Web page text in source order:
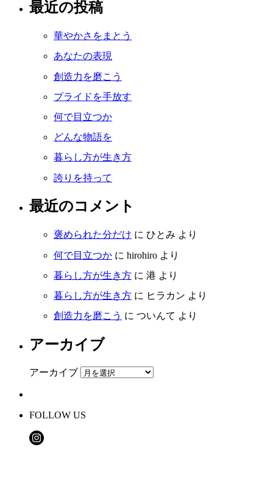
最近の投稿
華やかさをまとう
あなたの表現
創造力を磨こう
プライドを手放す
何で目立つか
どんな物語を
暮らし方が生き方
誇りを持って
最近のコメント
褒められた分だけ に ひとみ より
何で目立つか に hirohiro より
暮らし方が生き方 に 港 より
暮らし方が生き方 に ヒラカン より
創造力を磨こう に ついんて より
アーカイブ
アーカイブ
FOLLOW US